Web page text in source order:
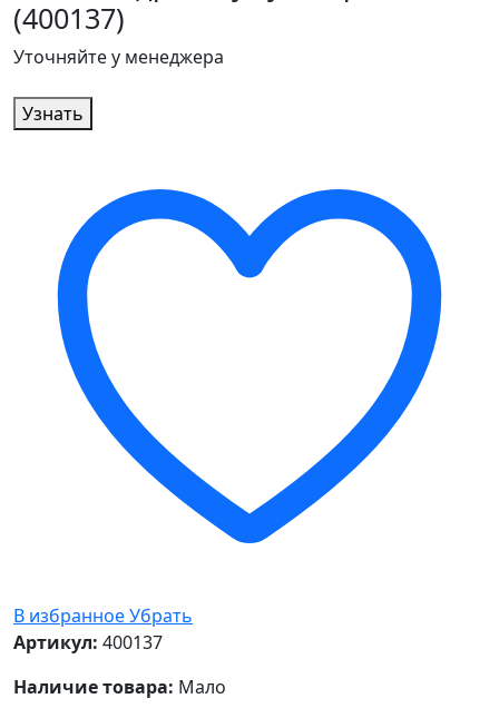
(400137)
Уточняйте у менеджера
Узнать
В избранноеУбрать
Артикул: 400137
Наличие товара: Мало